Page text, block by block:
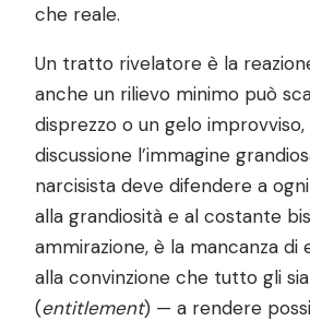
che reale.
Un tratto rivelatore è la
anche un rilievo minimo può
disprezzo o un gelo
discussione l’immagine
narcisista deve difendere a
alla grandiosità e al costante
ammirazione, è la mancanza
alla convinzione che tutto gli
(entitlement) — a rendere